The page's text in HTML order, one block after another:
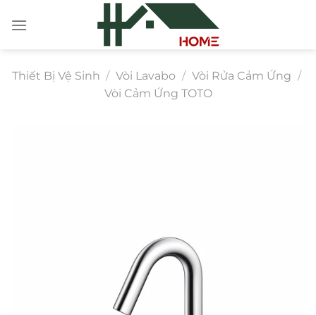
đến
Thiết Bị Vệ Sinh / Vòi Lavabo / Vòi Rửa Cảm Ứng /
Vòi Cảm Ứng TOTO